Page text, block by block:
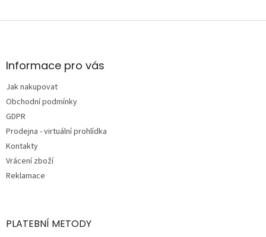
Z
aInformace pro vás
Jak nakupovat
Obchodní podmínky
GDPR
Prodejna - virtuální prohlídka
Kontakty
Vrácení zboží
Reklamace
PLATEBNÍ METODY